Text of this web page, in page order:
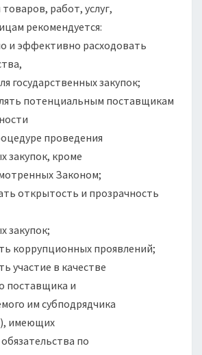
работ, услуг,
рекомендуется:
и эффективно расходовать
государственных закупок;
потенциальным поставщикам
проведения
закупок, кроме
Законом;
открытость и прозрачность
закупок;
коррупционных проявлений;
участие в качестве
поставщика и
им субподрядчика
имеющих
по